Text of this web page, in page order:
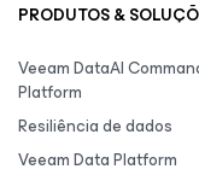
PRODUTOS &
Veeam DataAI
Platform
Resiliência de dados
Veeam Data Platform